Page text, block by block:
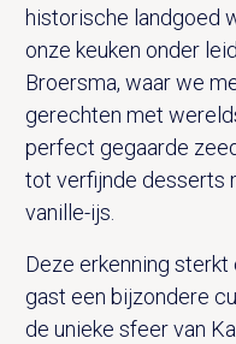
historische landgoed
onze keuken onder
Broersma, waar we
gerechten met
perfect gegaarde
tot verfijnde desserts
vanille-ijs.
Deze erkenning
gast een bijzondere
de unieke sfeer van